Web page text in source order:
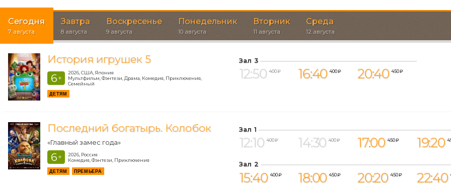
Сегодня
7 августа
Завтра
8 августа
Воскресенье
9 августа
Понедельник
10 августа
Вторник
11 августа
Среда
12 августа
История игрушек 5
6 +
2026, США, Япония
Мультфильм, Фэнтези, Драма, Комедия, Приключения,
Семейный
ДЕТЯМ
Зал 3
12:50 400 ₽ 16:40 400 ₽ 20:40 450 ₽
Последний богатырь. Колобок
«Главный замес года»
6 +
2026, Россия
Комедия, Фэнтези, Приключения
ДЕТЯМ ПРЕМЬЕРА
Зал 1
12:10 400 ₽ 14:30 400 ₽ 17:00 450 ₽ 19:20
Зал 2
15:40 400 ₽ 18:00 450 ₽ 20:20 450 ₽ 22:40